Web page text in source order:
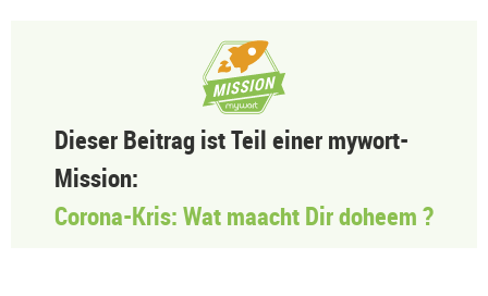
Dieser Beitrag ist Teil einer mywort-
Mission:
Corona-Kris: Wat maacht Dir doheem ?